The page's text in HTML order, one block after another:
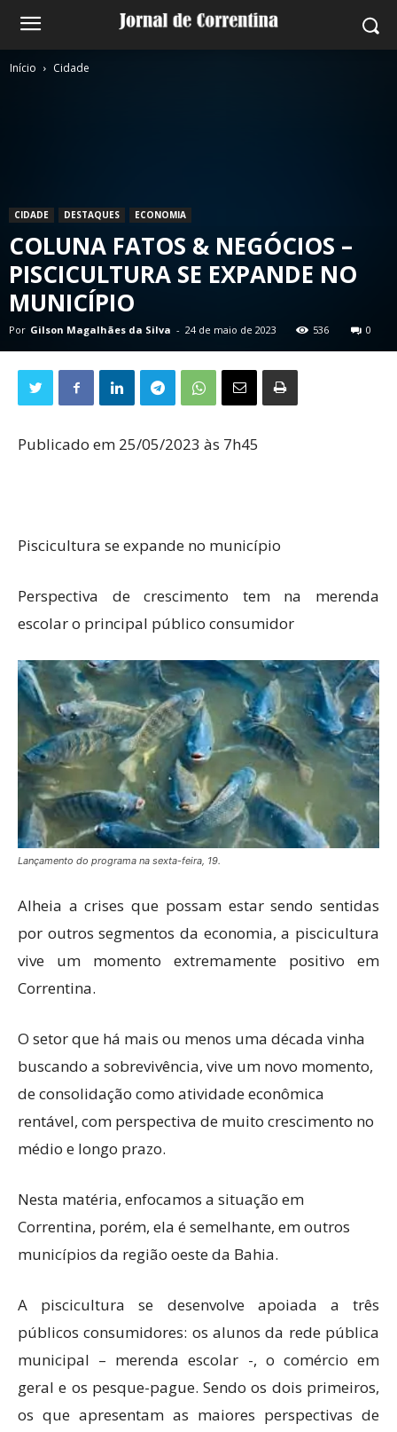
Início Cidade
CIDADE DESTAQUES ECONOMIA
COLUNA FATOS & NEGÓCIOS –
PISCICULTURA SE EXPANDE NO
MUNICÍPIO
Por Gilson Magalhães da Silva - 24 de maio de 2023 536 0
Publicado em 25/05/2023 às 7h45
Piscicultura se expande no município
Perspectiva de crescimento tem na merenda
escolar o principal público consumidor
Lançamento do programa na sexta-feira, 19.
Alheia a crises que possam estar sendo sentidas
por outros segmentos da economia, a piscicultura
vive um momento extremamente positivo em
Correntina.
O setor que há mais ou menos uma década vinha
buscando a sobrevivência, vive um novo momento,
de consolidação como atividade econômica
rentável, com perspectiva de muito crescimento no
médio e longo prazo.
Nesta matéria, enfocamos a situação em
Correntina, porém, ela é semelhante, em outros
municípios da região oeste da Bahia.
A piscicultura se desenvolve apoiada a três
públicos consumidores: os alunos da rede pública
municipal – merenda escolar -, o comércio em
geral e os pesque-pague. Sendo os dois primeiros,
os que apresentam as maiores perspectivas de